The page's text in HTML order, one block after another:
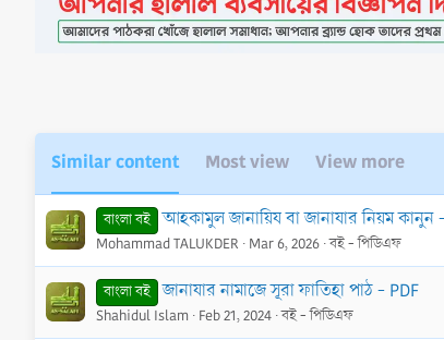
i
o
n
Similar content Most view View more
বাংলা বই আহকামুল জানায়িয বা জানাযার নিয়ম কানুন
Mohammad TALUKDER Mar 6, 2026 বই - পিডিএফ
বাংলা বই জানাযার নামাজে সূরা ফাতিহা পাঠ - PDF
Shahidul Islam Feb 21, 2024 বই - পিডিএফ